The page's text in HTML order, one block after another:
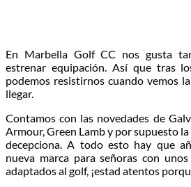
En Marbella Golf CC nos gusta
estrenar equipación. Así que tras
podemos resistirnos cuando vemos
llegar.
Contamos con las novedades de
Armour, Green Lamb y por supuesto
decepciona. A todo esto hay que
nueva marca para señoras con
adaptados al golf, ¡estad atentos